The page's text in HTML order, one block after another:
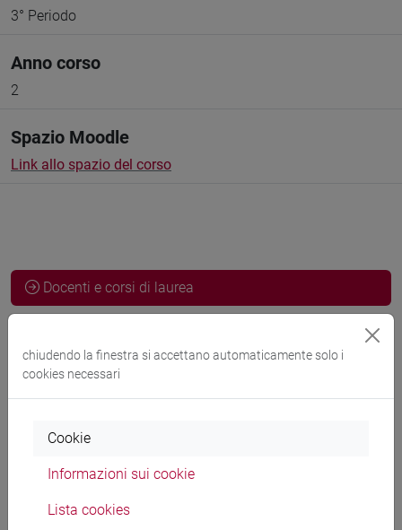
3° Periodo
Anno corso
2
Spazio Moodle
Link allo spazio del corso
Docenti e corsi di laurea
Docenti
FAVA Valentina
chiudendo la finestra si accettano automaticamente solo i
cookies necessari
Cookie
Informazioni sui cookie
Lista cookies